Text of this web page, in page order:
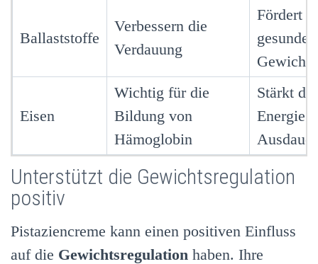
Ballaststoffe
Verbessern die
Verdauung
Fördert
gesundes
Gewicht
Eisen
Wichtig für die
Bildung von
Hämoglobin
Stärkt die
Energie
Ausdauer
Unterstützt die Gewichtsregulation
positiv
Pistaziencreme kann einen positiven Einfluss
auf die Gewichtsregulation haben. Ihre